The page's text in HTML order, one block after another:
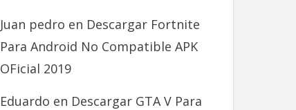
Juan pedro en Descargar Fortnite
Para Android No Compatible APK
OFicial 2019
Eduardo en Descargar GTA V Para